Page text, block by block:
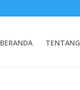
BERANDA TENTANG